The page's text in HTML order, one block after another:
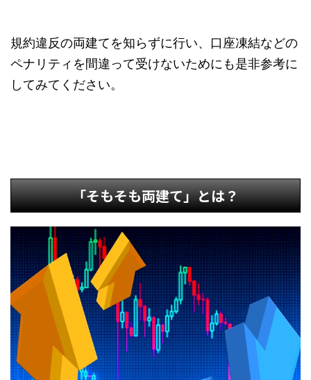
規約違反の両建てを知らずに行い、口座凍結などの
ペナリティを間違って受けないためにも是非参考に
してみてください。
「そもそも両建て」とは？